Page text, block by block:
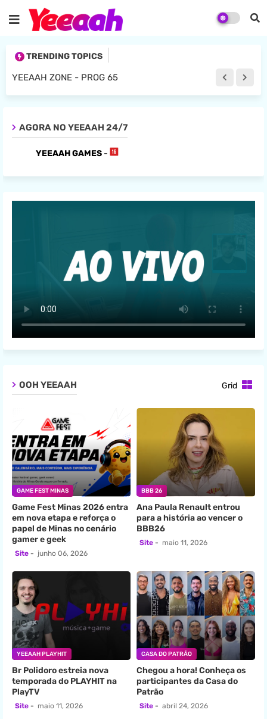
TRENDING TOPICS
YEEAAH ZONE - PROG 65
AGORA NO YEEAAH 24/7
YEEAAH GAMES -
OOH YEEAAH Grid
GAME FEST MINAS
Game Fest Minas 2026 entra
em nova etapa e reforça o
papel de Minas no cenário
gamer e geek
Site junho 06, 2026
BBB 26
Ana Paula Renault entrou
para a história ao vencer o
BBB26
Site maio 11, 2026
YEEAAH PLAYHIT
Br Polidoro estreia nova
temporada do PLAYHIT na
PlayTV
Site maio 11, 2026
CASA DO PATRÃO
Chegou a hora! Conheça os
participantes da Casa do
Patrão
Site abril 24, 2026